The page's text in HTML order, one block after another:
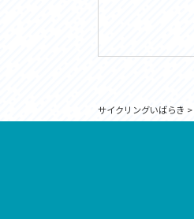
サイクリングいばらき >